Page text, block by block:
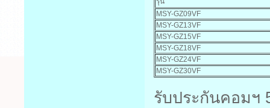
MSY-GZ09VF
MSY-GZ13VF
MSY-GZ15VF
MSY-GZ18VF
MSY-GZ24VF
MSY-GZ30VF
รับประกันคอมฯ